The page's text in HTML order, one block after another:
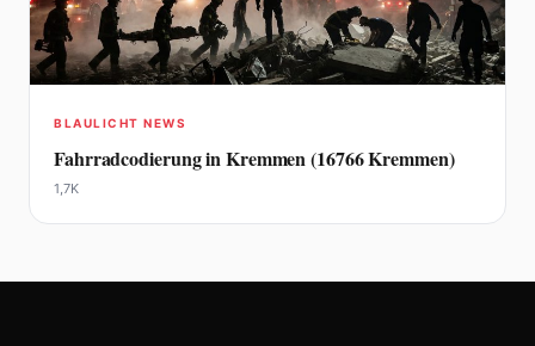
BLAULICHT NEWS
Fahrradcodierung in Kremmen (16766 Kremmen)
1,7K